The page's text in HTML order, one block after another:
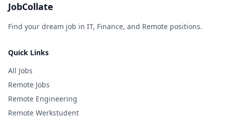
JobCollate
Find your dream job in IT, Finance, and Remote positions.
Quick Links
All Jobs
Remote Jobs
Remote Engineering
Remote Werkstudent